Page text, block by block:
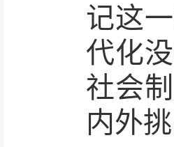
记这
代化
社会
内外